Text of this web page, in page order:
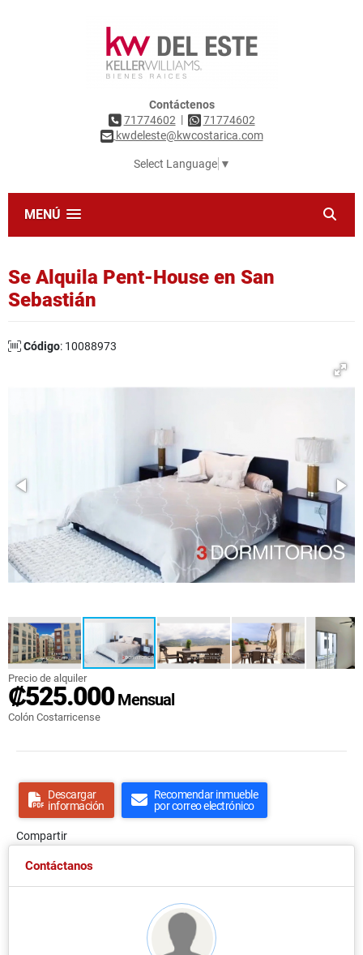
Contáctenos
71774602 |
71774602
kwdeleste@kwcostarica.com
Select Language ▼
MENÚ
Se Alquila Pent-House en San
Sebastián
Código: 10088973
Precio de alquiler
₡525.000Mensual
Colón Costarricense
Descargar
información
Recomendar inmueble
por correo electrónico
Compartir
Contáctanos